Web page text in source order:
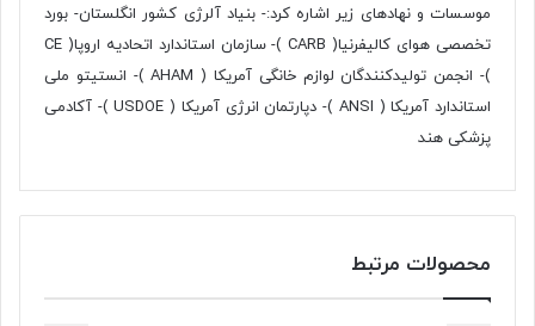
موسسات و نهادهای‌ زیر اشاره کرد:- بنیاد آلرژی کشور انگلستان- بورد
تخصصی هوای کالیفرنیا( CARB )- سازمان استاندارد اتحادیه اروپا( CE
)- انجمن تولیدکنندگان لوازم خانگی آمریکا ( AHAM )- انستیتو ملی
استاندارد آمریکا ( ANSI )- دپارتمان انرژی آمریکا ( USDOE )- آکادمی
پزشکی هند
محصولات مرتبط